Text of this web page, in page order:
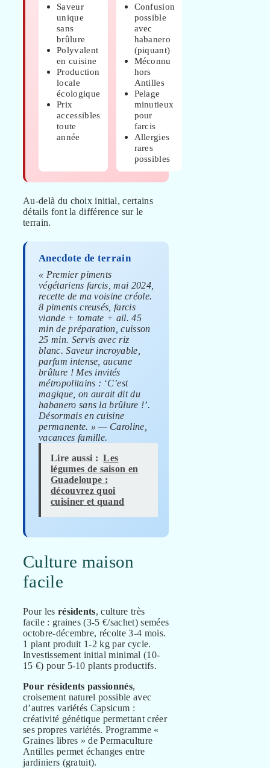
Saveur
unique
sans
brûlure
Polyvalent
en cuisine
Production
locale
écologique
Prix
accessibles
toute
année
Confusion
possible
avec
habanero
(piquant)
Méconnu
hors
Antilles
Pelage
minutieux
pour
farcis
Allergies
rares
possibles
Au-delà du choix initial, certains
détails font la différence sur le
terrain.
Anecdote de terrain
« Premier piments
végétariens farcis, mai 2024,
recette de ma voisine créole.
8 piments creusés, farcis
viande + tomate + ail. 45
min de préparation, cuisson
25 min. Servis avec riz
blanc. Saveur incroyable,
parfum intense, aucune
brûlure ! Mes invités
métropolitains : ‘C’est
magique, on aurait dit du
habanero sans la brûlure !’.
Désormais en cuisine
permanente. » — Caroline,
vacances famille.
Lire aussi : Les
légumes de saison en
Guadeloupe :
découvrez quoi
cuisiner et quand
Culture maison
facile
Pour les résidents, culture très
facile : graines (3-5 €/sachet) semées
octobre-décembre, récolte 3-4 mois.
1 plant produit 1-2 kg par cycle.
Investissement initial minimal (10-
15 €) pour 5-10 plants productifs.
Pour résidents passionnés,
croisement naturel possible avec
d’autres variétés Capsicum :
créativité génétique permettant créer
ses propres variétés. Programme «
Graines libres » de Permaculture
Antilles permet échanges entre
jardiniers (gratuit).